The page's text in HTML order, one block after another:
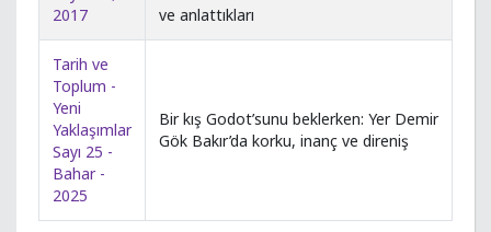
2017
ve anlattıkları
Tarih ve
Toplum -
Yeni
Yaklaşımlar
Sayı 25 -
Bahar -
2025
Bir kış Godot’sunu beklerken: Yer Demir
Gök Bakır’da korku, inanç ve direniş